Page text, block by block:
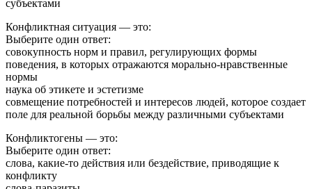
субъектами
Конфликтная ситуация — это:
Выберите один ответ:
совокупность норм и правил, регулирующих формы
поведения, в которых отражаются морально-нравственные
нормы
наука об этикете и эстетизме
совмещение потребностей и интересов людей, которое создает
поле для реальной борьбы между различными субъектами
Конфликтогены — это:
Выберите один ответ:
слова, какие-то действия или бездействие, приводящие к
конфликту